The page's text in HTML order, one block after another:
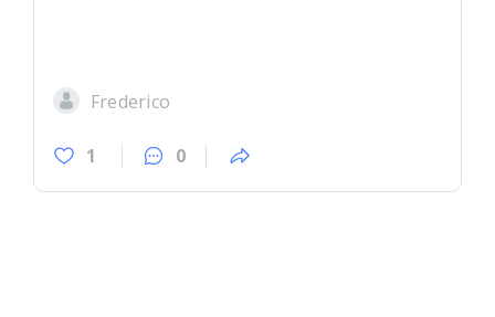
Frederico
1 0